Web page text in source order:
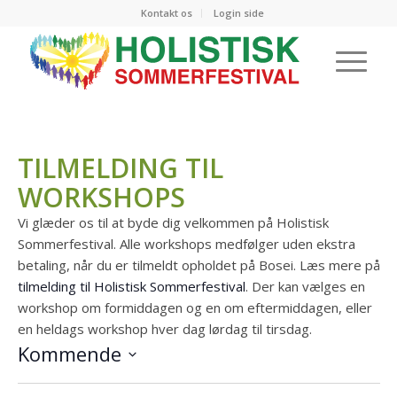
Kontakt os Login side
TILMELDING TIL
WORKSHOPS
Vi glæder os til at byde dig velkommen på Holistisk
Sommerfestival. Alle workshops medfølger uden ekstra
betaling, når du er tilmeldt opholdet på Bosei. Læs mere på
tilmelding til Holistisk Sommerfestival. Der kan vælges en
workshop om formiddagen og en om eftermiddagen, eller
en heldags workshop hver dag lørdag til tirsdag.
Kommende